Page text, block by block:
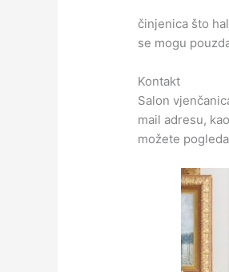
činjenica što
se mogu
Kontakt
Salon
mail adresu,
možete